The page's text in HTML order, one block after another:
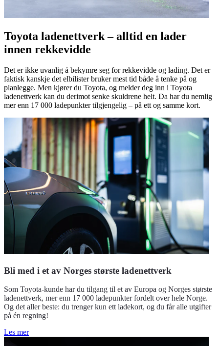
Toyota ladenettverk – alltid en lader
innen rekkevidde
Det er ikke uvanlig å bekymre seg for rekkevidde og lading. Det er
faktisk kanskje det elbilister bruker mest tid både å tenke på og
planlegge. Men kjører du Toyota, og melder deg inn i Toyota
ladenettverk kan du derimot senke skuldrene helt. Da har du nemlig
mer enn 17 000 ladepunkter tilgjengelig – på ett og samme kort.
Bli med i et av Norges største ladenettverk
Som Toyota-kunde har du tilgang til et av Europa og Norges største
ladenettverk, mer enn 17 000 ladepunkter fordelt over hele Norge.
Og det aller beste: du trenger kun ett ladekort, og du får alle utgifter
på én regning!
Les mer